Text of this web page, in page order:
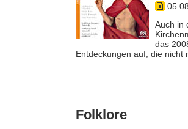
Auch in
das
Entdeckungen auf, die nicht
Folklore